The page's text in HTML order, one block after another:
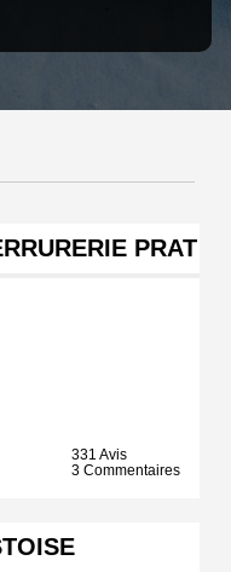
PRAT
331 Avis
3 Commentaires